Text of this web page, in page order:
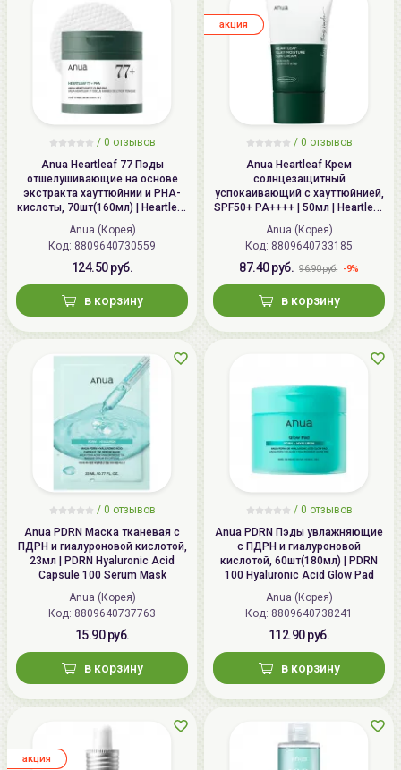
/ 0 отзывов
Anua Heartleaf 77 Пэды
отшелушивающие на основе
экстракта хауттюйнии и PHA-
кислоты, 70шт(160мл) | Heartleaf
77 Clear Pad
Anua (Корея)
Код: 8809640730559
124.50 руб.
в корзину
/ 0 отзывов
Anua Heartleaf Крем
солнцезащитный
успокаивающий с хауттюйнией,
SPF50+ PA++++ | 50мл | Heartleaf
Silky Moisture Sun Cream SPF50+
PA++++
Anua (Корея)
Код: 8809640733185
87.40 руб. 96.90 руб. -9%
в корзину
aкция
/ 0 отзывов
Anua PDRN Маска тканевая с
ПДРН и гиалуроновой кислотой,
23мл | PDRN Hyaluronic Acid
Capsule 100 Serum Mask
Anua (Корея)
Код: 8809640737763
15.90 руб.
в корзину
/ 0 отзывов
Anua PDRN Пэды увлажняющие
с ПДРН и гиалуроновой
кислотой, 60шт(180мл) | PDRN
100 Hyaluronic Acid Glow Pad
Anua (Корея)
Код: 8809640738241
112.90 руб.
в корзину
aкция